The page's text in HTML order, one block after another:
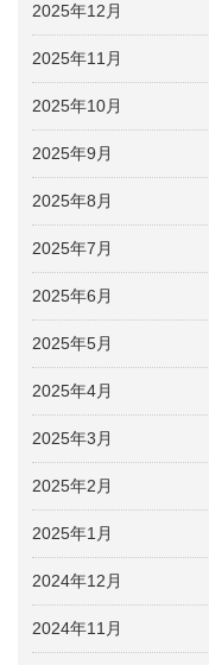
2025年12月
2025年11月
2025年10月
2025年9月
2025年8月
2025年7月
2025年6月
2025年5月
2025年4月
2025年3月
2025年2月
2025年1月
2024年12月
2024年11月